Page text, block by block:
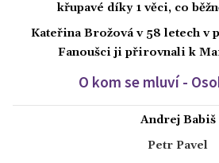
křupavé díky 1 věci, co
Kateřina Brožová v 58 letech v
Fanoušci ji přirovnali k
O kom se mluví -
Andrej Babiš
Petr Pavel